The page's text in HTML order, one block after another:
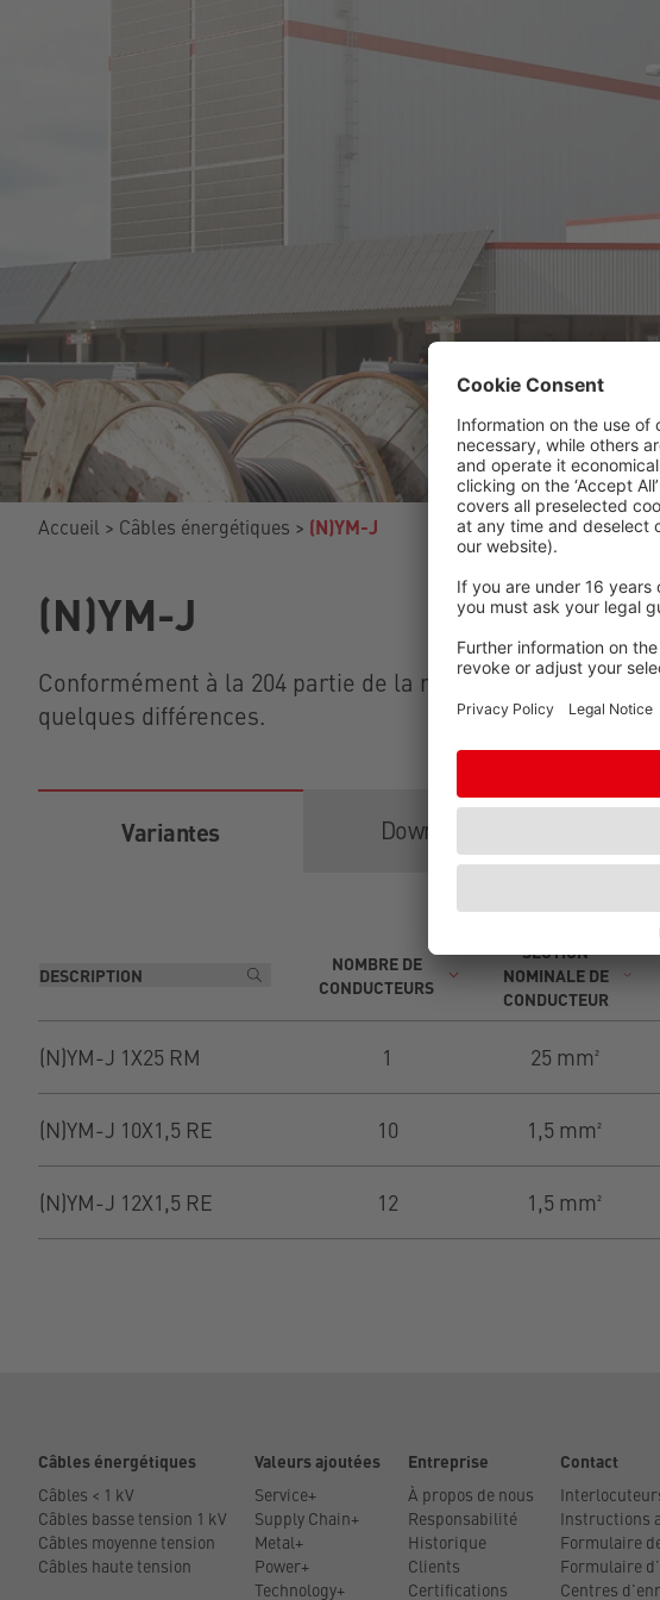
Accueil Câbles énergétiques (N)YM-J
(N)YM-J
Conformément à la 204 partie de la norme VDE 0250 sous
quelques différences.
Variantes Downloads Sous-
NOMBRE DE
CONDUCTEURS
SECTION
NOMINALE DE
CONDUCTEUR
(N)YM-J 1X25 RM 1 25 mm²
(N)YM-J 10X1,5 RE 10 1,5 mm²
(N)YM-J 12X1,5 RE 12 1,5 mm²
Câbles énergétiques
Câbles < 1 kV
Câbles basse tension 1 kV
Câbles moyenne tension
Câbles haute tension
Valeurs ajoutées
Service+
Supply Chain+
Metal+
Power+
Technology+
Entreprise
À propos de nous
Responsabilité
Historique
Clients
Certifications
Contact
Instructions
Formulaire
Formulaire
Centres